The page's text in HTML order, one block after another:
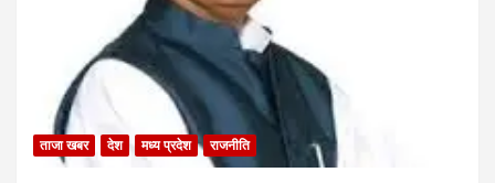
ताजा खबर देश मध्य प्रदेश राजनीति